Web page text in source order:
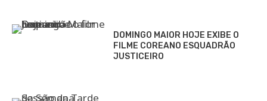
DOMINGO MAIOR HOJE EXIBE O
FILME COREANO ESQUADRÃO
JUSTICEIRO